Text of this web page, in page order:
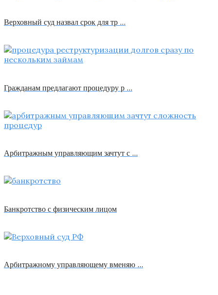
Верховный суд назвал срок для тр …
Гражданам предлагают процедуру р …
Арбитражным управляющим зачтут с …
Банкротство с физическим лицом
Арбитражному управляющему вменяю …